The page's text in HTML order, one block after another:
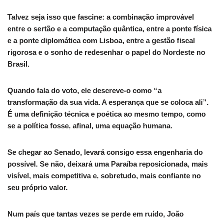
Talvez seja isso que fascine: a combinação improvável
entre o sertão e a computação quântica, entre a ponte física
e a ponte diplomática com Lisboa, entre a gestão fiscal
rigorosa e o sonho de redesenhar o papel do Nordeste no
Brasil.
Quando fala do voto, ele descreve-o como “a
transformação da sua vida. A esperança que se coloca ali”.
É uma definição técnica e poética ao mesmo tempo, como
se a política fosse, afinal, uma equação humana.
Se chegar ao Senado, levará consigo essa engenharia do
possível. Se não, deixará uma Paraíba reposicionada, mais
visível, mais competitiva e, sobretudo, mais confiante no
seu próprio valor.
Num país que tantas vezes se perde em ruído, João